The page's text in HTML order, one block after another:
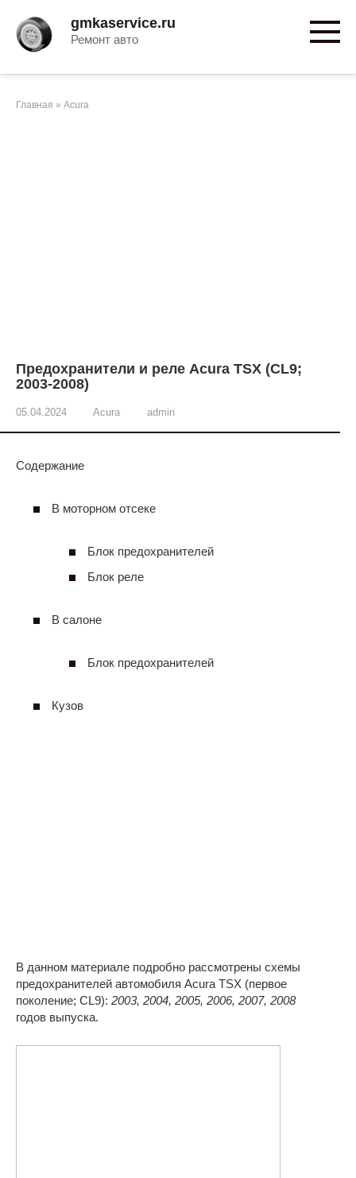
контенту
gmkaservice.ru
Ремонт авто
Главная » Acura
Предохранители и реле Acura TSX (CL9;
2003-2008)
05.04.2024 Acura admin
Содержание
В моторном отсеке
Блок предохранителей
Блок реле
В салоне
Блок предохранителей
Кузов
В данном материале подробно рассмотрены схемы
предохранителей автомобиля Acura TSX (первое
поколение; CL9): 2003, 2004, 2005, 2006, 2007, 2008
годов выпуска.